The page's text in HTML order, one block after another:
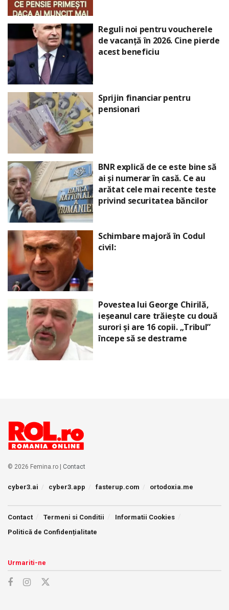
Reguli noi pentru voucherele
de vacanță în 2026. Cine pierde
acest beneficiu
Sprijin financiar pentru
pensionari
BNR explică de ce este bine să
ai și numerar în casă. Ce au
arătat cele mai recente teste
privind securitatea băncilor
Schimbare majoră în Codul
civil:
Povestea lui George Chirilă,
ieșeanul care trăiește cu două
surori și are 16 copii. „Tribul”
începe să se destrame
© 2026 Femina.ro | Contact
cyber3.ai cyber3.app fasterup.com ortodoxia.me
Contact Termeni si Conditii
Informatii Cookies
Politică de Confidențialitate
Urmariti-ne